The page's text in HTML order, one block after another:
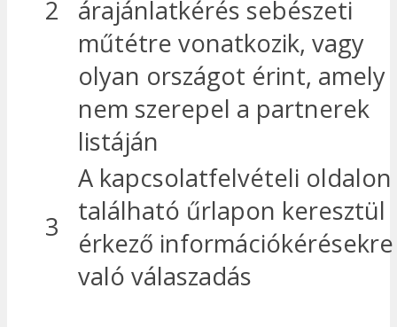
2
árajánlatkérés sebészeti
műtétre vonatkozik, vagy
olyan országot érint, amely
nem szerepel a partnerek
listáján
3
A kapcsolatfelvételi oldalon
található űrlapon keresztül
érkező információkérésekre
való válaszadás